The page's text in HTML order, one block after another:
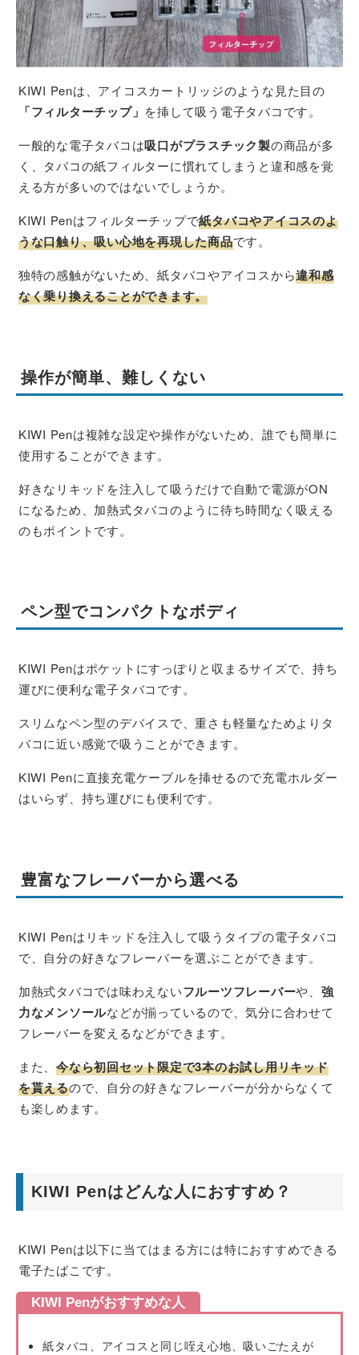
KIWI Penは、アイコスカートリッジのような見た目の
「フィルターチップ」 を挿して吸う電子タバコです。
一般的な電子タバコは吸口がプラスチック製の商品が多
く、タバコの紙フィルターに慣れてしまうと違和感を覚
える方が多いのではないでしょうか。
KIWI Penはフィルターチップで紙タバコやアイコスのよ
うな口触り、吸い心地を再現した商品です。
独特の感触がないため、紙タバコやアイコスから違和感
なく乗り換えることができます。
操作が簡単、難しくない
KIWI Penは複雑な設定や操作がないため、誰でも簡単に
使用することができます。
好きなリキッドを注入して吸うだけで自動で電源がON
になるため、加熱式タバコのように待ち時間なく吸える
のもポイントです。
ペン型でコンパクトなボディ
KIWI Penはポケットにすっぽりと収まるサイズで、持ち
運びに便利な電子タバコです。
スリムなペン型のデバイスで、重さも軽量なためよりタ
バコに近い感覚で吸うことができます。
KIWI Penに直接充電ケーブルを挿せるので充電ホルダー
はいらず、持ち運びにも便利です。
豊富なフレーバーから選べる
KIWI Penはリキッドを注入して吸うタイプの電子タバコ
で、自分の好きなフレーバーを選ぶことができます。
加熱式タバコでは味わえないフルーツフレーバーや、 強
力なメンソールなどが揃っているので、気分に合わせて
フレーバーを変えるなどができます。
また、今なら初回セット限定で3本のお試し用リキッド
を貰えるので、自分の好きなフレーバーが分からなくて
も楽しめます。
KIWI Penはどんな人におすすめ？
KIWI Penは以下に当てはまる方には特におすすめできる
電子たばこです。
KIWI Penがおすすめな人
紙タバコ、アイコスと同じ咥え心地、吸いごたえが